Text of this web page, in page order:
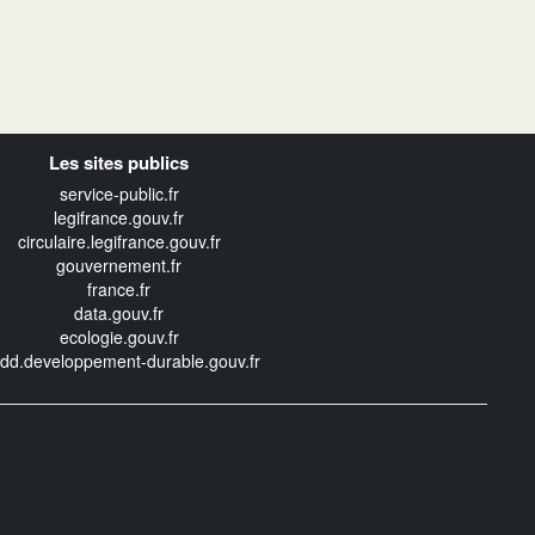
Les sites publics
service-public.fr
legifrance.gouv.fr
circulaire.legifrance.gouv.fr
gouvernement.fr
france.fr
data.gouv.fr
ecologie.gouv.fr
durable.gouv.fr